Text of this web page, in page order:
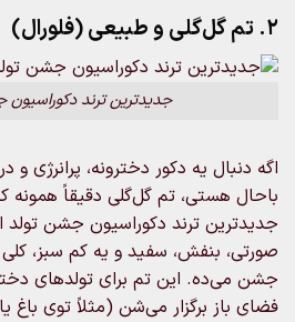
2. تم گل‌گلی و طبیعی (فلورال)
جدیدترین ترند
اگه دنبال یه دکور دخترونه، پرانرژی
باحال هستی، تم گل‌گلی دقیقاً همونه
جدیدترین ترند دکوراسیون جشن
صورتی، بنفش، سفید و یه کم سبز،
جشن می‌ده. این تم برای تولدهای
فضای باز برگزار می‌شن (مثلاً توی باغ